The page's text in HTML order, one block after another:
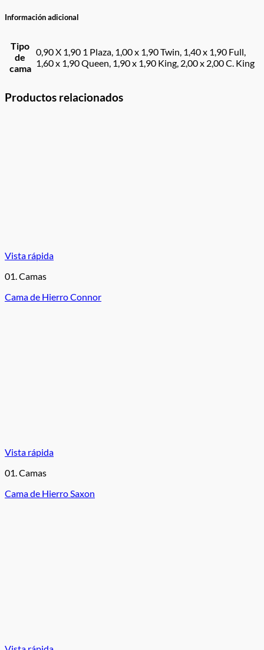
Información adicional
Tipo
de
cama
0,90 X 1,90 1 Plaza, 1,00 x 1,90 Twin, 1,40 x 1,90 Full,
1,60 x 1,90 Queen, 1,90 x 1,90 King, 2,00 x 2,00 C. King
Productos relacionados
Vista rápida
01. Camas
Cama de Hierro Connor
Vista rápida
01. Camas
Cama de Hierro Saxon